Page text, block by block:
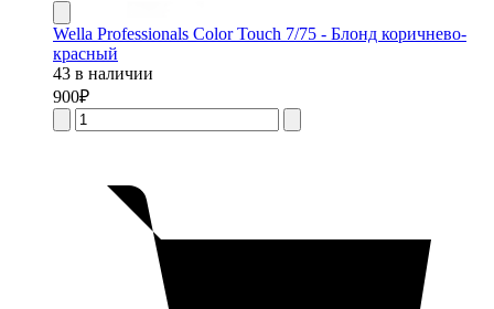
Wella Professionals Color Touch 7/75 - Блонд коричнево-
красный
43 в наличии
900₽